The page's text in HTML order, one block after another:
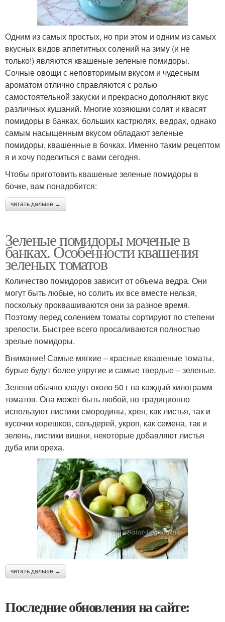
Одним из самых простых, но при этом и одним из самых
вкусных видов аппетитных солений на зиму (и не
только!) являются квашеные зеленые помидоры.
Сочные овощи с неповторимым вкусом и чудесным
ароматом отлично справляются с ролью
самостоятельной закуски и прекрасно дополняют вкус
различных кушаний. Многие хозяюшки солят и квасят
помидоры в банках, больших кастрюлях, ведрах, однако
самым насыщенным вкусом обладают зеленые
помидоры, квашенные в бочках. Именно таким рецептом
я и хочу поделиться с вами сегодня.
Чтобы приготовить квашеные зеленые помидоры в
бочке, вам понадобится:
читать дальше →
Зеленые помидоры моченые в
банках. Особенности квашения
зеленых томатов
Количество помидоров зависит от объема ведра. Они
могут быть любые, но солить их все вместе нельзя,
поскольку проквашиваются они за разное время.
Поэтому перед солением томаты сортируют по степени
зрелости. Быстрее всего просаливаются полностью
зрелые помидоры.
Внимание! Самые мягкие – красные квашеные томаты,
бурые будут более упругие и самые твердые – зеленые.
Зелени обычно кладут около 50 г на каждый килограмм
томатов. Она может быть любой, но традиционно
используют листики смородины, хрен, как листья, так и
кусочки корешков, сельдерей, укроп, как семена, так и
зелень, листики вишни, некоторые добавляют листья
дуба или ореха.
читать дальше →
Последние обновления на сайте: